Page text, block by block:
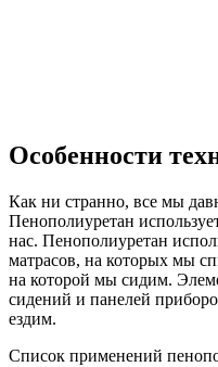
Особенности
Как ни странно, все мы
Пенополиуретан
нас. Пенополиуретан
матрасов, на которых мы
на которой мы сидим.
сидений и панелей
ездим.
Список применений